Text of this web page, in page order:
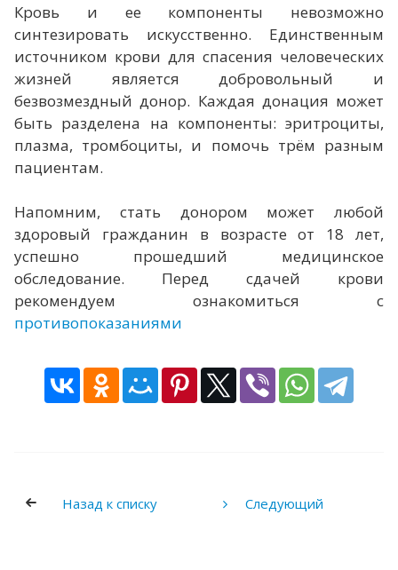
Кровь и ее компоненты невозможно
синтезировать искусственно. Единственным
источником крови для спасения человеческих
жизней является добровольный и
безвозмездный донор. Каждая донация может
быть разделена на компоненты: эритроциты,
плазма, тромбоциты, и помочь трём разным
пациентам.
Напомним, стать донором может любой
здоровый гражданин в возрасте от 18 лет,
успешно прошедший медицинское
обследование. Перед сдачей крови
рекомендуем ознакомиться с
противопоказаниями
Назад к списку Следующий